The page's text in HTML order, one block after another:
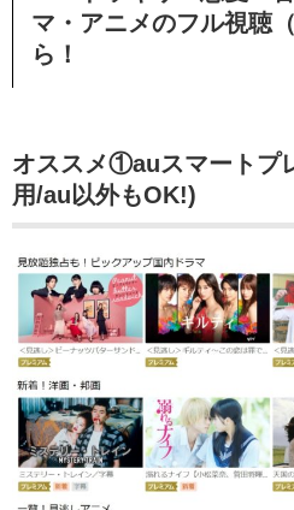
マ・アニメのフル視聴
ら！
オススメ①auスマートプ
用/au以外もOK!)